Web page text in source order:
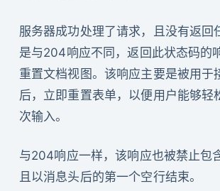
服务器成功处理了请求，且没有返回
是与204响应不同，返回此状态码的
重置文档视图。该响应主要是被用于
后，立即重置表单，以便用户能够轻
次输入。
与204响应一样，该响应也被禁止包
且以消息头后的第一个空行结束。